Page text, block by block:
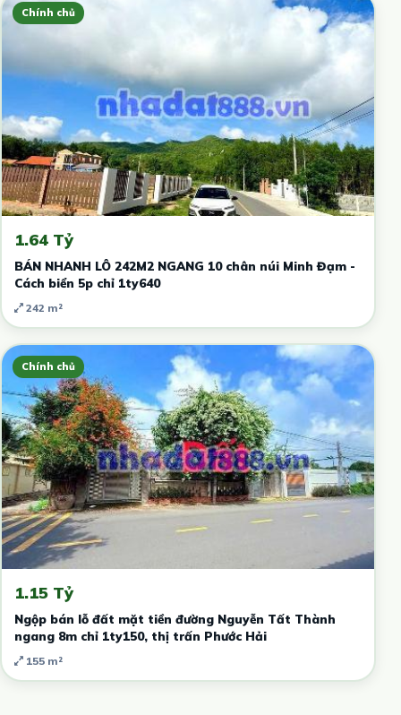
Chính chủ
1.64 Tỷ
BÁN NHANH LÔ 242M2 NGANG 10 chân núi Minh Đạm -
Cách biển 5p chỉ 1ty640
242 m²
Chính chủ
1.15 Tỷ
Ngộp bán lỗ đất mặt tiền đường Nguyễn Tất Thành
ngang 8m chỉ 1ty150, thị trấn Phước Hải
155 m²